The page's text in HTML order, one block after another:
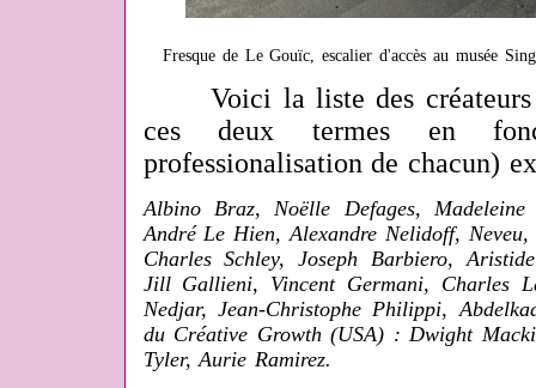
Fresque de Le Gouïc, escalier d'accès au musée
Voici la liste des créateurs
ces deux termes en
professionalisation de chacun)
Albino Braz, Noëlle Defages,
André Le Hien, Alexandre Nelidoff,
Charles Schley, Joseph Barbiero,
Jill Gallieni, Vincent Germani, Charles
Nedjar, Jean-Christophe Philippi,
du Créative Growth (USA) : Dwight
Tyler, Aurie Ramirez.